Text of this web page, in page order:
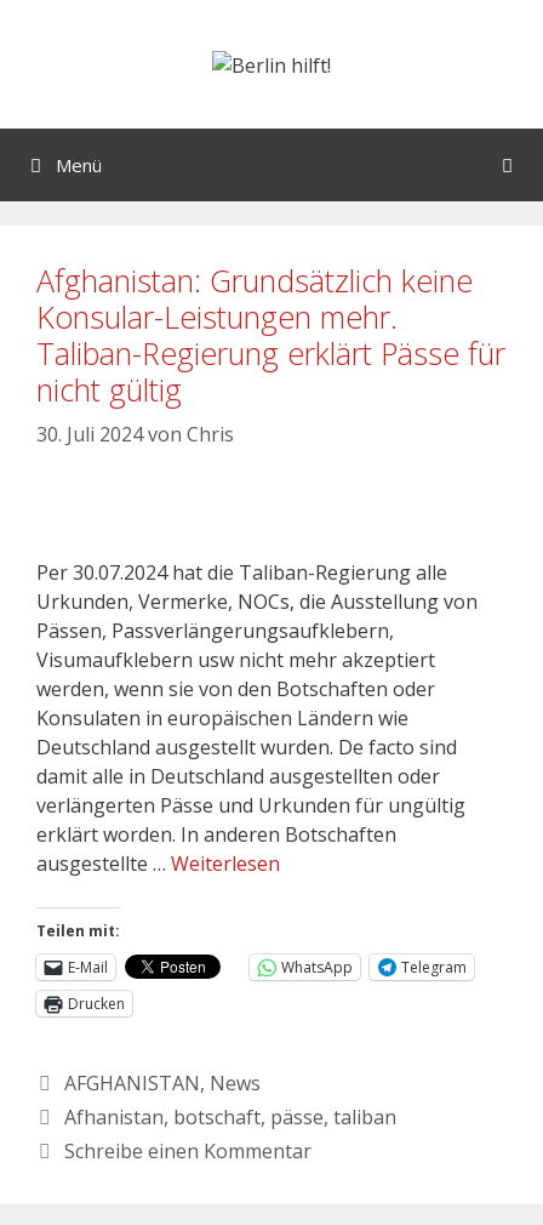
Menü
Afghanistan: Grundsätzlich keine
Konsular-Leistungen mehr.
Taliban-Regierung erklärt Pässe für
nicht gültig
30. Juli 2024von Chris
Per 30.07.2024 hat die Taliban-Regierung alle
Urkunden, Vermerke, NOCs, die Ausstellung von
Pässen, Passverlängerungsaufklebern,
Visumaufklebern usw nicht mehr akzeptiert
werden, wenn sie von den Botschaften oder
Konsulaten in europäischen Ländern wie
Deutschland ausgestellt wurden. De facto sind
damit alle in Deutschland ausgestellten oder
verlängerten Pässe und Urkunden für ungültig
erklärt worden. In anderen Botschaften
ausgestellte … Weiterlesen
Teilen mit:
E-Mail
WhatsApp
Telegram
Drucken
AFGHANISTAN, News
Afhanistan, botschaft, pässe, taliban
Schreibe einen Kommentar